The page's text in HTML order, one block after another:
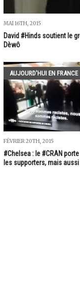
MAI 16TH, 2015
David #Hinds soutient le
Dèwô
AUJOURD'HUI EN FRANCE
FÉVRIER 20TH, 2015
#Chelsea : le #CRAN
les supporters, mais